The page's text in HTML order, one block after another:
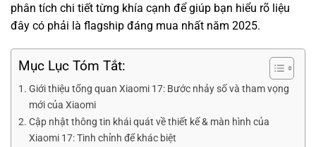
phân tích chi tiết từng khía cạnh để giúp bạn hiểu rõ liệu
đây có phải là flagship đáng mua nhất năm 2025.
Mục Lục Tóm Tắt:
Giới thiệu tổng quan Xiaomi 17: Bước nhảy số và tham vọng
mới của Xiaomi
Cập nhật thông tin khái quát về thiết kế & màn hình của
Xiaomi 17: Tinh chỉnh để khác biệt